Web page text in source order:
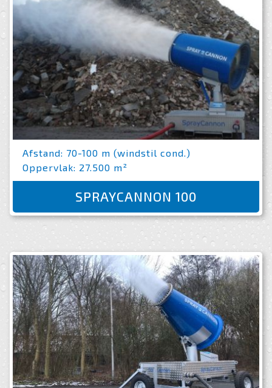
Afstand: 70-100 m (windstil cond.)
Oppervlak: 27.500 m²
SPRAYCANNON 100